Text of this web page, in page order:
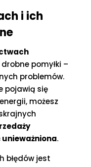
i ich
pomyłki –
problemów.
pojawią się
możesz
.
błędów jest